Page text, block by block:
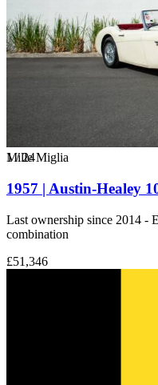
1/24
Mille Miglia
1957 | Austin-Healey
Last ownership since 2014 -
combination
£51,346